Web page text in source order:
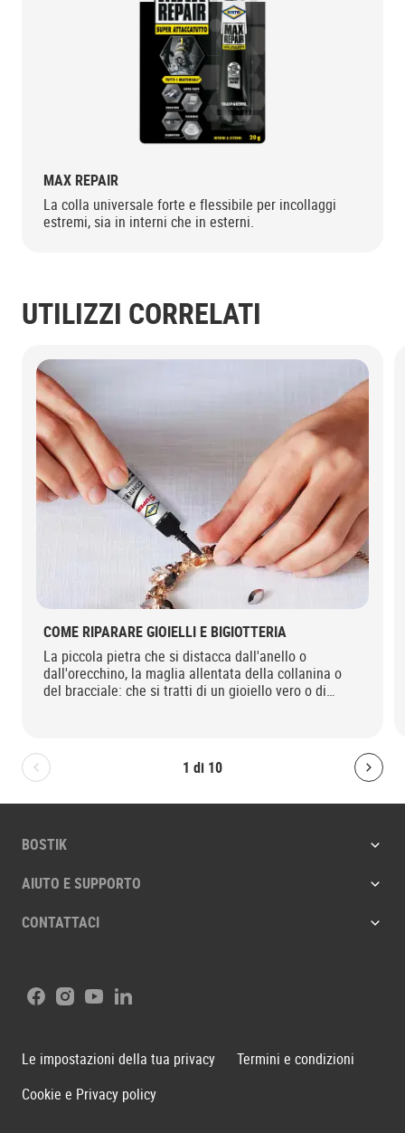
MAX REPAIR
La colla universale forte e flessibile per incollaggi
estremi, sia in interni che in esterni.
UTILIZZI CORRELATI
1 di 10
Bolton.General.PreviousSlide
COME RIPARARE GIOIELLI E BIGIOTTERIA
La piccola pietra che si distacca dall'anello o
dall'orecchino, la maglia allentata della collanina o
del bracciale: che si tratti di un gioiello vero o di
BOSTIK
AIUTO E SUPPORTO
CONTATTACI
Facebook
Instagram
YoutubeLinkedIn
Le impostazioni della tua privacy
Termini e condizioni
Cookie e Privacy policy